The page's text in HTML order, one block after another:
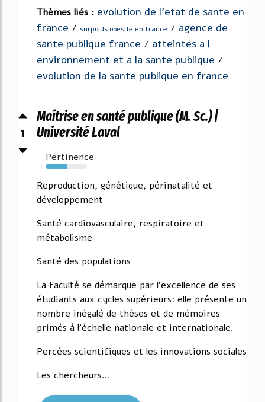
Thèmes liés : evolution de l'etat de sante en
france / surpoids obesite en france / agence de
sante publique france / atteintes a l
environnement et a la sante publique /
evolution de la sante publique en france
1
Maîtrise en santé publique (M. Sc.) |
Université Laval
Pertinence
53%
Reproduction, génétique, périnatalité et
développement
Santé cardiovasculaire, respiratoire et
métabolisme
Santé des populations
La Faculté se démarque par l'excellence de ses
étudiants aux cycles supérieurs: elle présente un
nombre inégalé de thèses et de mémoires
primés à l'échelle nationale et internationale.
Percées scientifiques et les innovations sociales
Les chercheurs...